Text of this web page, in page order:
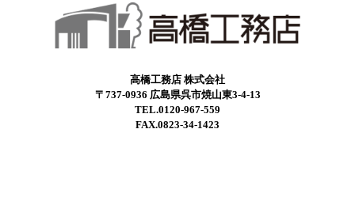
高橋工務店 株式会社
〒737-0936 広島県呉市焼山東3-4-13
TEL.0120-967-559
FAX.0823-34-1423